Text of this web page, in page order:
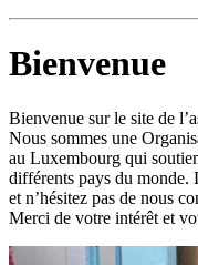
Bienvenue
Bienvenue sur le site de
Nous sommes une
au Luxembourg qui
différents pays du monde.
et n’hésitez pas de nous
Merci de votre intérêt et